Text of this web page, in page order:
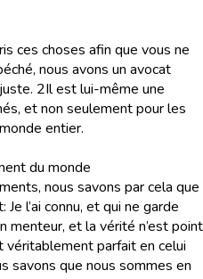
ces choses afin que vous ne
nous avons un avocat
2Il est lui-même une
et non seulement pour les
entier.
du monde
nous savons par cela que
Je l’ai connu, et qui ne garde
menteur, et la vérité n’est point
véritablement parfait en celui
savons que nous sommes en